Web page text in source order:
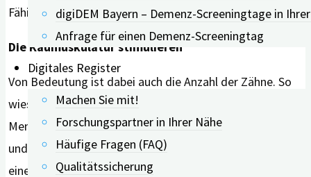
digiDEM Bayern – Demenz-Screeningtage in
Anfrage für einen Demenz-Screeningtag
Digitales Register
Machen Sie mit!
Forschungspartner in Ihrer Nähe
Häufige Fragen (FAQ)
Qualitätssicherung
Fähigkeiten.“
Die Kaumuskulatur stimulieren
Von Bedeutung ist dabei auch die Anzahl der Zähne. So
wiesen Menschen mit niedrigen MMST-Werten (Mini-
Mental Status Test) eine geringere Anzahl von Zähnen
und eine eingeschränkte Kaufähigkeit auf. Dies führte zu
einer geringeren kognitiven Funktion. Werden aber zum